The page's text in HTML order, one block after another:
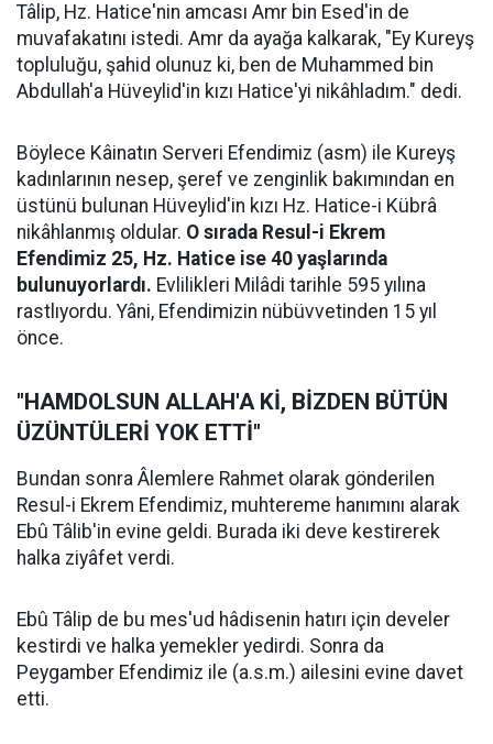
Tâlip, Hz. Hatice'nin amcası Amr bin Esed'in de
muvafakatını istedi. Amr da ayağa kalkarak, "Ey Kureyş
topluluğu, şahid olunuz ki, ben de Muhammed bin
Abdullah'a Hüveylid'in kızı Hatice'yi nikâhladım." dedi.
Böylece Kâinatın Serveri Efendimiz (asm) ile Kureyş
kadınlarının nesep, şeref ve zenginlik bakımından en
üstünü bulunan Hüveylid'in kızı Hz. Hatice-i Kübrâ
nikâhlanmış oldular. O sırada Resul-i Ekrem
Efendimiz 25, Hz. Hatice ise 40 yaşlarında
bulunuyorlardı. Evlilikleri Milâdi tarihle 595 yılına
rastlıyordu. Yâni, Efendimizin nübüvvetinden 15 yıl
önce.
"HAMDOLSUN ALLAH'A Kİ, BİZDEN BÜTÜN
ÜZÜNTÜLERİ YOK ETTİ"
Bundan sonra Âlemlere Rahmet olarak gönderilen
Resul-i Ekrem Efendimiz, muhtereme hanımını alarak
Ebû Tâlib'in evine geldi. Burada iki deve kestirerek
halka ziyâfet verdi.
Ebû Tâlip de bu mes'ud hâdisenin hatırı için develer
kestirdi ve halka yemekler yedirdi. Sonra da
Peygamber Efendimiz ile (a.s.m.) ailesini evine davet
etti.